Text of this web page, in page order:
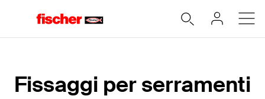
Fissaggi per serramenti